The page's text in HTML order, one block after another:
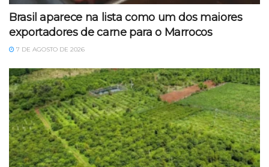
Brasil aparece na lista como um dos maiores
exportadores de carne para o Marrocos
7 DE AGOSTO DE 2026